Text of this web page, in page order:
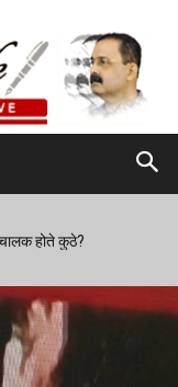
होते कुठे?